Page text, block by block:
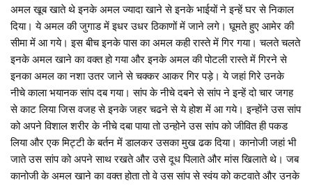
अमल खूब खाते थे इनके अमल ज्यादा खाने से इनके भाईयों ने इन्हें घर से निकाल
दिया। ये अमल की जुगाड में इधर उधर ठिकाणों में जाने लगे। घूमते हुए आमेर की
सीमा में आ गये। इस बीच इनके पास का अमल कही रास्ते में गिर गया। चलते चलते
इनके अमल खाने का वक्त हो गया और इनके अमल की पोटली रास्ते में गिरने से
इनका अमल का नशा उतर जाने से चक्कर आकर गिर पड़े। ये जहां गिरे उनके
नीचे काला भयानक सांप दब गया। सांप के नीचे दबने से सांप ने इन्हें दो चार जगह
से काट लिया जिस वजह से इनके जहर चढने से ये होश में आ गये। इन्होंने उस सांप
को अपने विशाल शरीर के नीचे दबा पाया तो उन्होने उस सांप को जीवित ही पकड
लिया और एक मिट्टी के बर्तन में डालकर उसका मुख ढक दिया। कानोजी जहां भी
जाते उस सांप को अपने साथ रखते और उसे दूध पिलाते और मांस खिलाते थे। जब
कानोजी के अमल खाने का वक्त होता तो वे उस सांप से स्वंय को कटवाते और उनके